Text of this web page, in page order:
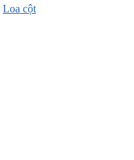
Loa cột